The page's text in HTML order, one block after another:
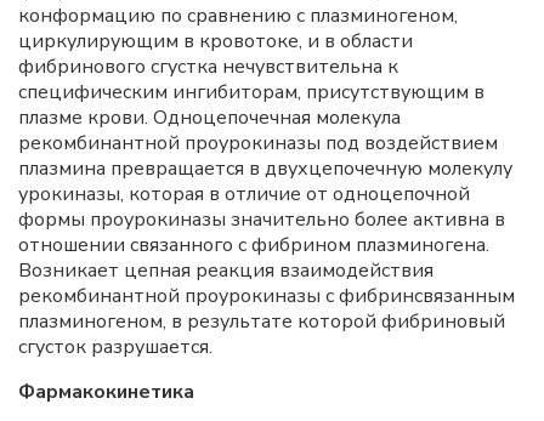
конформацию по сравнению с плазминогеном,
циркулирующим в кровотоке, и в области
фибринового сгустка нечувствительна к
специфическим ингибиторам, присутствующим в
плазме крови. Одноцепочечная молекула
рекомбинантной проурокиназы под воздействием
плазмина превращается в двухцепочечную молекулу
урокиназы, которая в отличие от одноцепочной
формы проурокиназы значительно более активна в
отношении связанного с фибрином плазминогена.
Возникает цепная реакция взаимодействия
рекомбинантной проурокиназы с фибринсвязанным
плазминогеном, в результате которой фибриновый
сгусток разрушается.
Фармакокинетика